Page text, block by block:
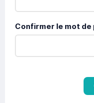
Confirmer le mot de